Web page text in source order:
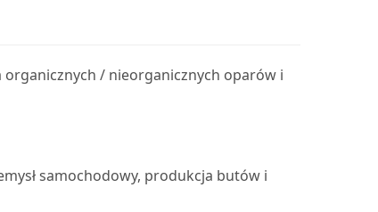
organicznych / nieorganicznych oparów i
samochodowy, produkcja butów i